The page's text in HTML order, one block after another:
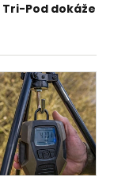
Tri-Pod dokáže